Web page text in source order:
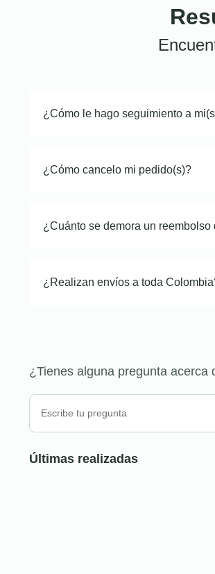
¿Cómo le hago seguimiento a
¿Cómo cancelo mi pedido(s)?
¿Cuánto se demora un reembolso
¿Realizan envíos a toda
¿Tienes alguna pregunta acerca
Últimas realizadas